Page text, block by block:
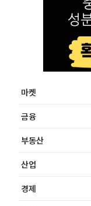
마켓
금융
부동산
산업
경제